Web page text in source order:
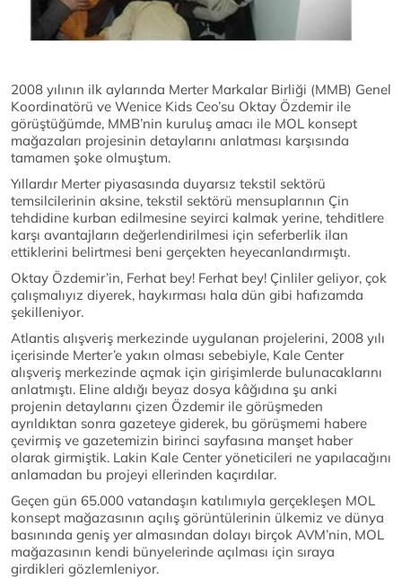
2008 yılının ilk aylarında Merter Markalar Birliği (MMB) Genel
Koordinatörü ve Wenice Kids Ceo’su Oktay Özdemir ile
görüştüğümde, MMB’nin kuruluş amacı ile MOL konsept
mağazaları projesinin detaylarını anlatması karşısında
tamamen şoke olmuştum.
Yıllardır Merter piyasasında duyarsız tekstil sektörü
temsilcilerinin aksine, tekstil sektörü mensuplarının Çin
tehdidine kurban edilmesine seyirci kalmak yerine, tehditlere
karşı avantajların değerlendirilmesi için seferberlik ilan
ettiklerini belirtmesi beni gerçekten heyecanlandırmıştı.
Oktay Özdemir’in, Ferhat bey! Ferhat bey! Çinliler geliyor, çok
çalışmalıyız diyerek, haykırması hala dün gibi hafızamda
şekilleniyor.
Atlantis alışveriş merkezinde uygulanan projelerini, 2008 yılı
içerisinde Merter’e yakın olması sebebiyle, Kale Center
alışveriş merkezinde açmak için girişimlerde bulunacaklarını
anlatmıştı. Eline aldığı beyaz dosya kâğıdına şu anki
projenin detaylarını çizen Özdemir ile görüşmeden
ayrıldıktan sonra gazeteye giderek, bu görüşmemi habere
çevirmiş ve gazetemizin birinci sayfasına manşet haber
olarak girmiştik. Lakin Kale Center yöneticileri ne yapılacağını
anlamadan bu projeyi ellerinden kaçırdılar.
Geçen gün 65.000 vatandaşın katılımıyla gerçekleşen MOL
konsept mağazasının açılış görüntülerinin ülkemiz ve dünya
basınında geniş yer almasından dolayı birçok AVM’nin, MOL
mağazasının kendi bünyelerinde açılması için sıraya
girdikleri gözlemleniyor.